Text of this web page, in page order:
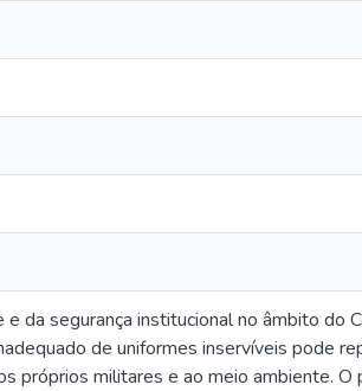
da segurança institucional no âmbito do
de uniformes inservíveis pode
próprios militares e ao meio ambiente. O